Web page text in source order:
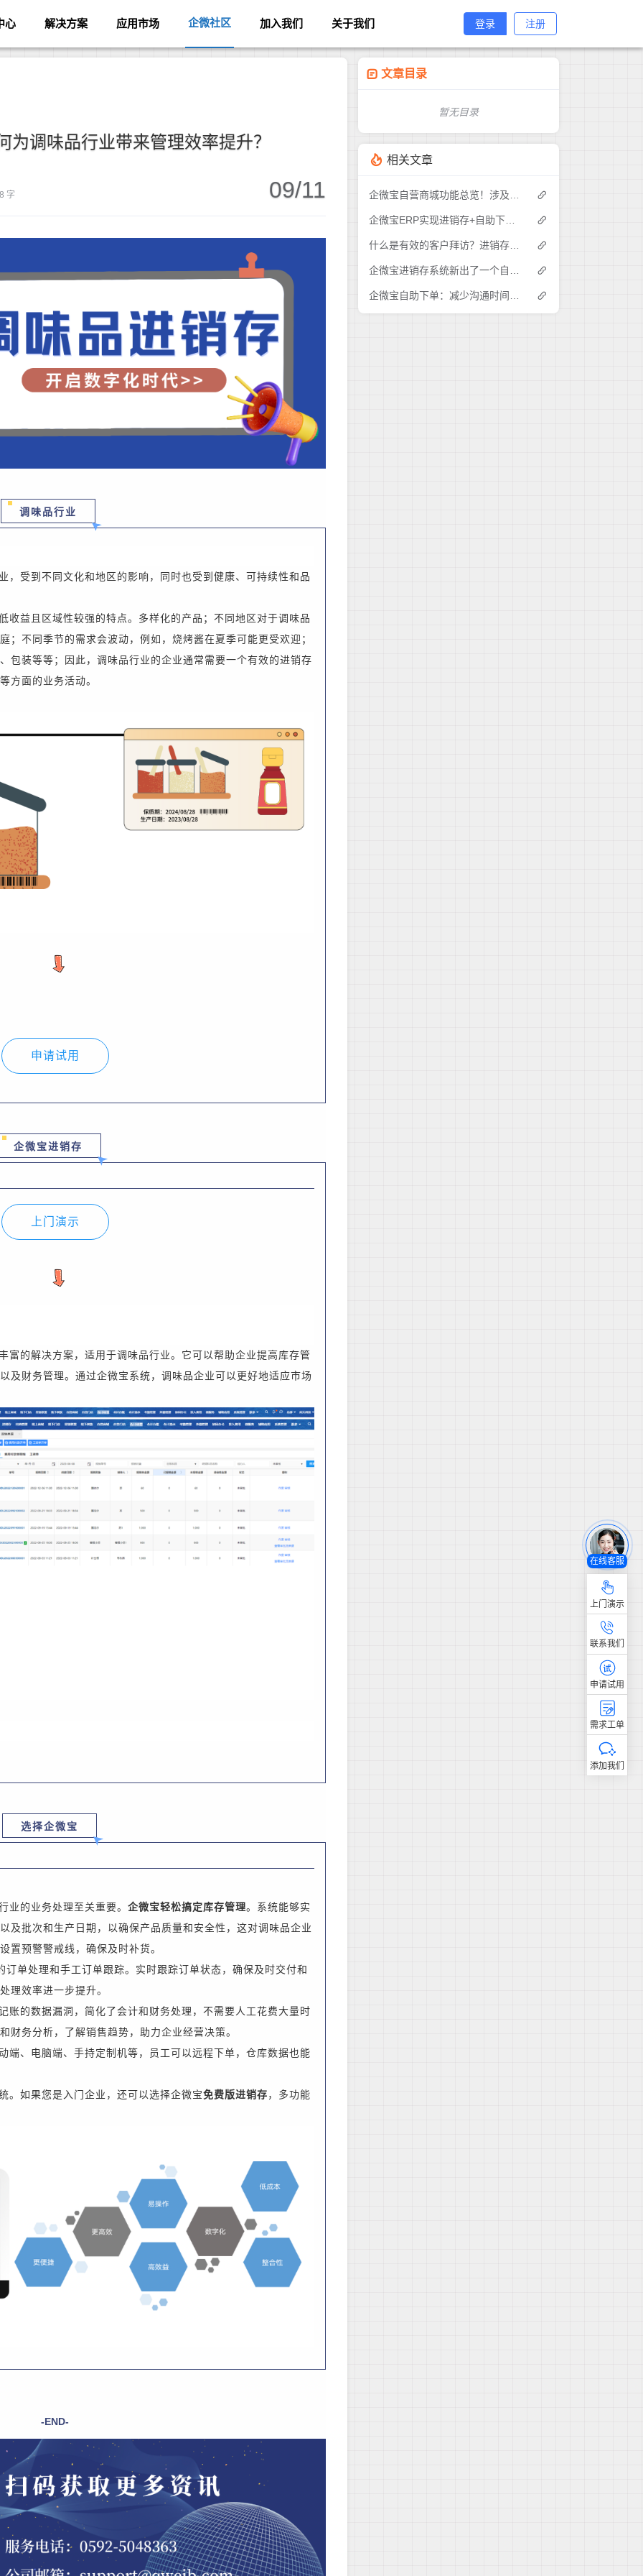
心 解决方案 应用市场 企微社区 加入我们 关于我们 登录 注册
为调味品行业带来管理效率提升？
字 09/11
调味品行业
，受到不同文化和地区的影响，同时也受到健康、可持续性和品
收益且区域性较强的特点。多样化的产品；不同地区对于调味品
；不同季节的需求会波动，例如，烧烤酱在夏季可能更受欢迎；
包装等等；因此， 调味品行业的企业通常需要一个有效的进销存
方面的业务活动。
申请试用
企微宝进销存
上门演示
富的解决方案，适用于调味品行业。它可以帮助企业提高库存管
及 财务管理。通过企微宝 系统，调味品企业可以更好地适应市场
选择企微宝
业 的业务处理 至关重要。 企微宝轻松搞定库存管理。 系统能够实
以及批次和生产日期， 以确保产品质量和安全性 ， 这对调味品企业
置预警警戒线，确保及时补货。
订单处理和手工订单跟踪。实时跟踪订单状态，确保及时交付和
理效率进一步提升。
账的数据漏洞，简化了会计和财务处理，不需要人工花费大量时
财务分析，了解销售趋势 ，
助力企业经营决策。
端、电脑端、手持定制机等，员工可以远程下单，仓库数据也能
。如果您是入门企业，还可以选择企微宝免费版进销存 ，多功能
-END-
文章目录
暂无目录
相关文章
在线客服
上门演示
联系我们
申请试用
需求工单
添加我们